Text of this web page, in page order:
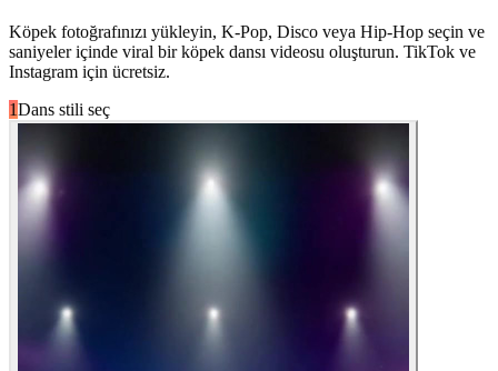
Köpek fotoğrafınızı yükleyin, K-Pop, Disco veya Hip-Hop seçin ve
saniyeler içinde viral bir köpek dansı videosu oluşturun. TikTok ve
Instagram için ücretsiz.
1Dans stili seç